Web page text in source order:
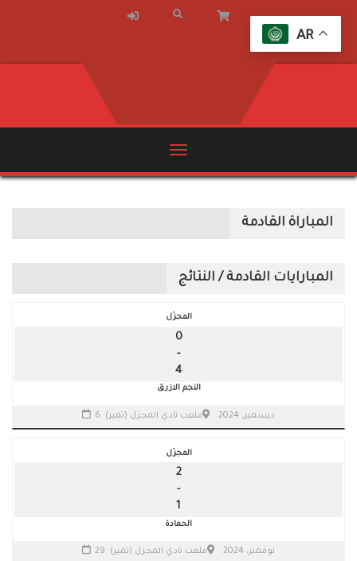
المباراة القادمة
المبارايات القادمة / النتائج
المجزّل
0
-
4
النجم الازرق
6 ديسمبر، 2024 ملعب نادي المجزل (تمير)
المجزّل
2
-
1
الحمادة
29 نوفمبر، 2024 ملعب نادي المجزل (تمير)
AR